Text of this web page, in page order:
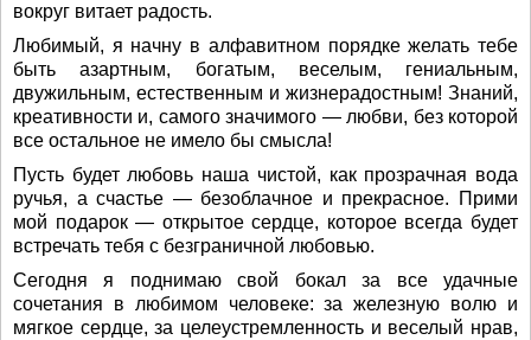
вокруг витает радость.
Любимый, я начну в алфавитном порядке желать тебе
быть азартным, богатым, веселым, гениальным,
двужильным, естественным и жизнерадостным! Знаний,
креативности и, самого значимого — любви, без которой
все остальное не имело бы смысла!
Пусть будет любовь наша чистой, как прозрачная вода
ручья, а счастье — безоблачное и прекрасное. Прими
мой подарок — открытое сердце, которое всегда будет
встречать тебя с безграничной любовью.
Сегодня я поднимаю свой бокал за все удачные
сочетания в любимом человеке: за железную волю и
мягкое сердце, за целеустремленность и веселый нрав,